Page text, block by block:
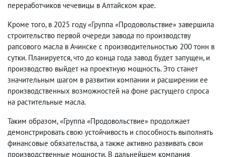
переработчиков чечевицы в Алтайском крае.
Кроме того, в 2025 году «Группа «Продовольствие» завершила
строительство первой очереди завода по производству
рапсового масла в Ачинске с производительностью 200 тонн в
сутки. Планируется, что до конца года завод будет запущен, и
производство выйдет на проектную мощность. Это станет
значительным шагом в развитии компании и расширении ее
производственных возможностей на фоне растущего спроса
на растительные масла.
Таким образом, «Группа «Продовольствие» продолжает
демонстрировать свою устойчивость и способность выполнять
финансовые обязательства, а также активно развивать свои
производственные мощности. В дальнейшем компания